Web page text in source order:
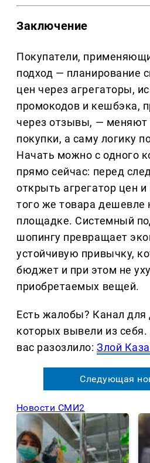
Заключение
Покупатели,
подход — планирование
цен через агрегаторы,
промокодов и кешбэка,
через отзывы, — меняют
покупки, а саму логику
Начать можно с одного
прямо сейчас: перед
открыть агрегатор цен
того же товара дешевле
площадке. Системный
шопингу превращает
устойчивую привычку,
бюджет и при этом не
приобретаемых вещей.
Есть жалобы? Канал для
которых вывели из
вас разозлило:Злой
Следующая
Новости СМИ2